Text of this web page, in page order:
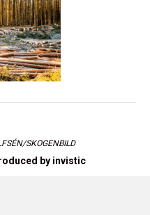
SKOGENBILD
by invistic